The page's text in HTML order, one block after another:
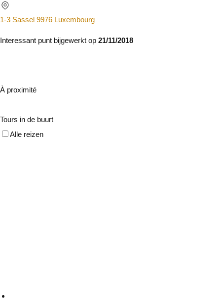
1-3 Sassel 9976 Luxembourg
Interessant punt bijgewerkt op 21/11/2018
À proximité
Tours in de buurt
Alle reizen